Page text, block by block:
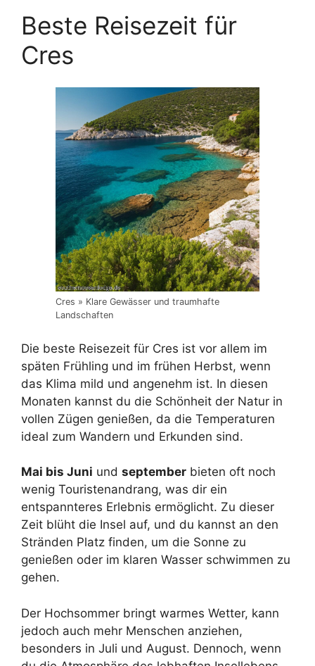
Beste Reisezeit für
Cres
Cres » Klare Gewässer und traumhafte
Landschaften
Die beste Reisezeit für Cres ist vor allem im
späten Frühling und im frühen Herbst, wenn
das Klima mild und angenehm ist. In diesen
Monaten kannst du die Schönheit der Natur in
vollen Zügen genießen, da die Temperaturen
ideal zum Wandern und Erkunden sind.
Mai bis Juni und september bieten oft noch
wenig Touristenandrang, was dir ein
entspannteres Erlebnis ermöglicht. Zu dieser
Zeit blüht die Insel auf, und du kannst an den
Stränden Platz finden, um die Sonne zu
genießen oder im klaren Wasser schwimmen zu
gehen.
Der Hochsommer bringt warmes Wetter, kann
jedoch auch mehr Menschen anziehen,
besonders in Juli und August. Dennoch, wenn